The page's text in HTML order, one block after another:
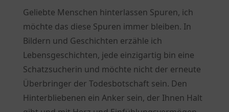
Geliebte Menschen hinterlassen Spuren, ich
möchte das diese Spuren immer bleiben. In
Bildern und Geschichten erzähle ich
Lebensgeschichten, jede einzigartig bin eine
Schatzsucherin und möchte nicht der erneute
Überbringer der Todesbotschaft sein. Den
Hinterbliebenen ein Anker sein, der Ihnen Halt